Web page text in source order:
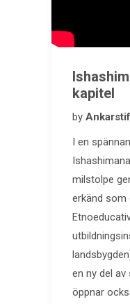
kapitel
by
I en
milstolpe
erkänd som
en ny del
öppnar